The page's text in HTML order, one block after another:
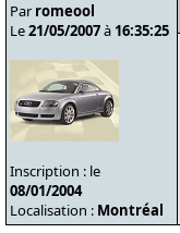
Par romeool
Le21/05/2007à 16:35:25
Inscription : le
08/01/2004
Localisation : Montréal